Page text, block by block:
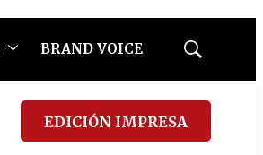
BRAND VOICE
Mostrar
EDICIÓN IMPRESA